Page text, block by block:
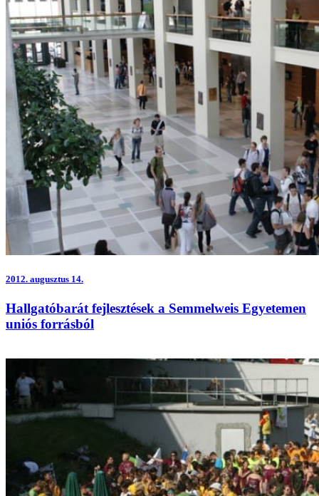
2012. augusztus 14.
Hallgatóbarát fejlesztések a Semmelweis Egyetemen
uniós forrásból